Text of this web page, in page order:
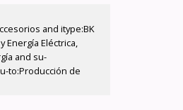
and itype:BK
Energía Eléctrica,
and su-
to:Producción de